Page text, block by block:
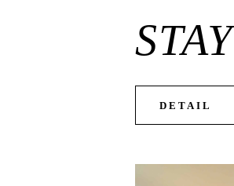
STAY
DETAIL